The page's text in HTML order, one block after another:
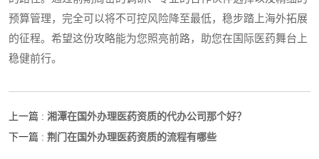
预算管理，完全可以将不可控风险降至最低，稳步踏上海外拓展
的征程。希望这份攻略能为您照亮前路，助您在国际医药舞台上
稳健前行。
上一篇 : 湘潭在国外办理医药资质的代办公司那个好？
下一篇 : 荆门在国外办理医药资质的流程有哪些